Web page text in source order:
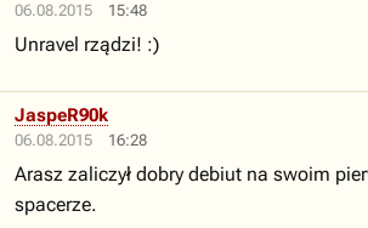
06.08.2015 15:48
Unravel rządzi! :)
06.08.2015 16:28
JaspeR90k
Arasz zaliczył dobry debiut na swoim
spacerze.